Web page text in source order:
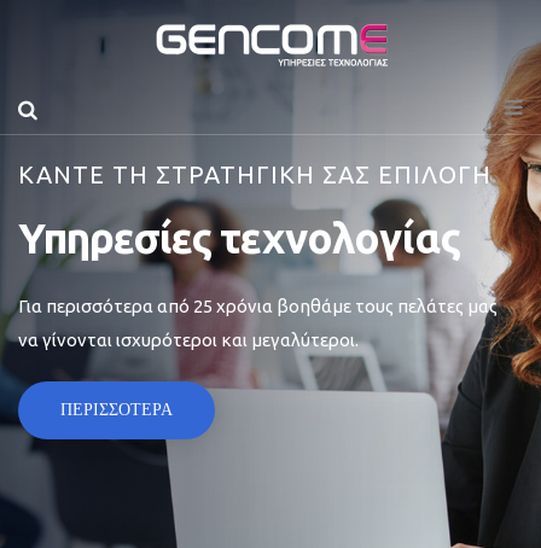
ΚΑΝΤΕ ΤΗ ΣΤΡΑΤΗΓΙΚΗ ΣΑΣ ΕΠΙΛΟΓΗ
Υπηρεσίες τεχνολογίας
Για περισσότερα από 25 χρόνια βοηθάμε τους πελάτες μας
να γίνονται ισχυρότεροι και μεγαλύτεροι.
ΠΕΡΙΣΣΟΤΕΡΑ